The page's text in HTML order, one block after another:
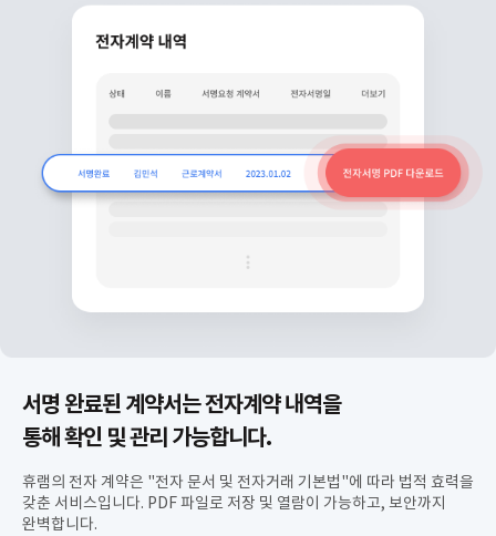
서명 완료된 계약서는 전자계약 내역을
통해 확인 및 관리 가능합니다.
휴램의 전자 계약은 "전자 문서 및 전자거래 기본법"에 따라 법적 효력을
갖춘 서비스입니다. PDF 파일로 저장 및 열람이 가능하고, 보안까지
완벽합니다.